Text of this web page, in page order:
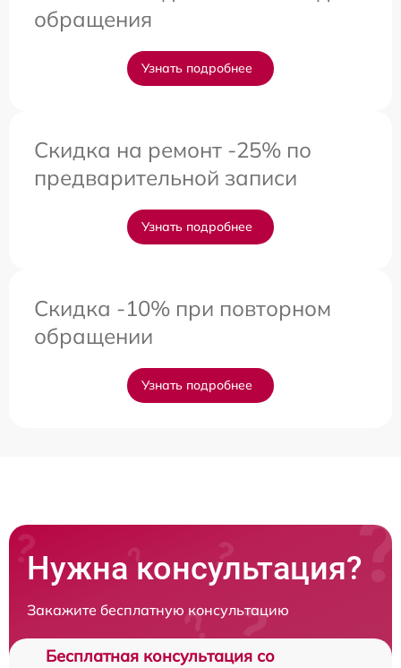
обращения
Узнать подробнее
Скидка на ремонт -25% по
предварительной записи
Узнать подробнее
Скидка -10% при повторном
обращении
Узнать подробнее
Нужна консультация?
Закажите бесплатную консультацию
Бесплатная консультация со